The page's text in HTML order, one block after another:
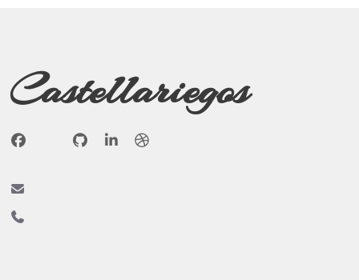
Castellariegos